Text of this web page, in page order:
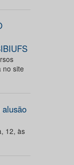
no site
12, às